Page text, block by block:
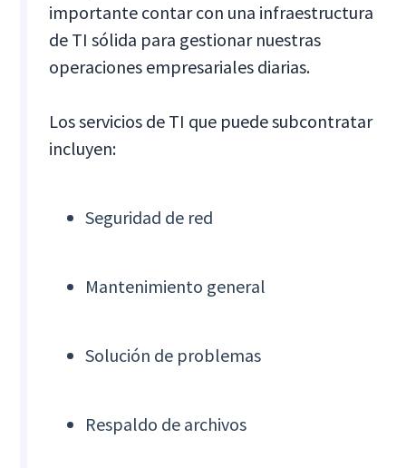
importante contar con una infraestructura
de TI sólida para gestionar nuestras
operaciones empresariales diarias.
Los servicios de TI que puede subcontratar
incluyen:
Seguridad de red
Mantenimiento general
Solución de problemas
Respaldo de archivos